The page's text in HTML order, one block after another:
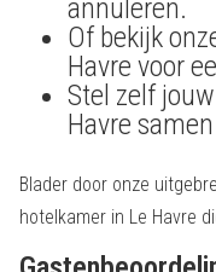
annuleren.
Of bekijk
Havre voor
Stel zelf
Havre
Blader door onze
hotelkamer in Le Havre